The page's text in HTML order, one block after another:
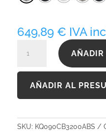
649,89 € IVA
KQ090CB3200ABS
cantidad
AÑADIR
AÑADIR AL
SKU: KQ090CB3200ABS